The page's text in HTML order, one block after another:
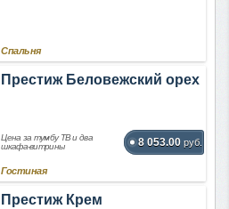
Спальня
Престиж Беловежский орех
Цена за тумбу ТВ и два
шкафа-витрины
8 053.00 руб.
Гостиная
Престиж Крем